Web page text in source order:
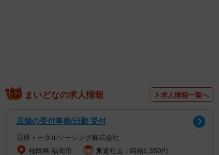
まいどなの求人情報 求人情報一覧へ
店舗の受付事務/日勤 受付
日研トータルソーシング株式会社
福岡県 福岡市
派遣社員：時給1,350円